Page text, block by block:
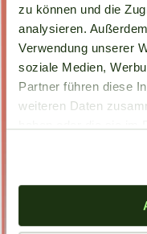
zu können und die
analysieren.
Verwendung unserer
soziale Medien,
Partner führen diese
weiteren Daten
Kapseln